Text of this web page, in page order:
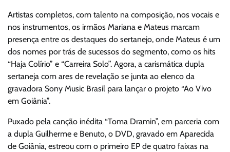
Artistas completos, com talento na composição, nos vocais e
nos instrumentos, os irmãos Mariana e Mateus marcam
presença entre os destaques do sertanejo, onde Mateus é um
dos nomes por trás de sucessos do segmento, como os hits
“Haja Colírio” e “Carreira Solo”. Agora, a carismática dupla
sertaneja com ares de revelação se junta ao elenco da
gravadora Sony Music Brasil para lançar o projeto “Ao Vivo
em Goiânia”.
Puxado pela canção inédita “Toma Dramin”, em parceria com
a dupla Guilherme e Benuto, o DVD, gravado em Aparecida
de Goiânia, estreou com o primeiro EP de quatro faixas na